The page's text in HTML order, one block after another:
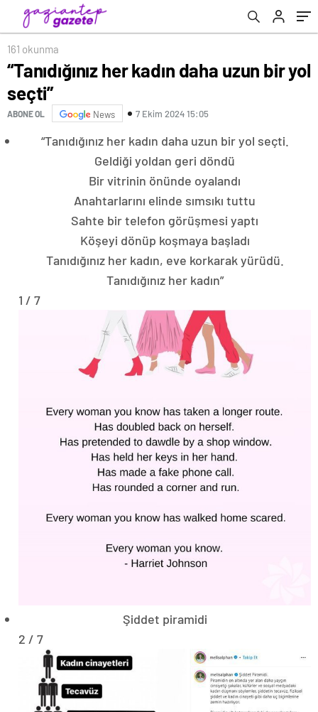
161 okunma
“Tanıdığınız her kadın daha uzun bir yol
seçti”
ABONE OL News 7 Ekim 2024 15:05
“Tanıdığınız her kadın daha uzun bir yol seçti.
Geldiği yoldan geri döndü
Bir vitrinin önünde oyalandı
Anahtarlarını elinde sımsıkı tuttu
Sahte bir telefon görüşmesi yaptı
Köşeyi dönüp koşmaya başladı
Tanıdığınız her kadın, eve korkarak yürüdü.
Tanıdığınız her kadın”
1 / 7
Şiddet piramidi
2 / 7